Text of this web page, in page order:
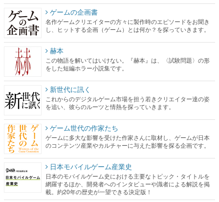
ゲームの企画書
名作ゲームクリエイターの方々に製作時のエピソードをお聞き
し、ヒットする企画（ゲーム）とは何か？を探っていきます。
赫本
この物語を解いてはいけない。『赫本』は、〈試験問題〉の形
をした短編ホラー小説集です。
新世代に訊く
これからのデジタルゲーム市場を担う若きクリエイター達の姿
を追い、彼らのルーツと情熱を探っていきます。
ゲーム世代の作家たち
ゲームに多大な影響を受けた作家さんに取材し、ゲームが日本
のコンテンツ産業やカルチャーに与えた影響を探る企画です。
日本モバイルゲーム産業史
日本のモバイルゲーム史における主要なトピック・タイトルを
網羅するほか、開発者へのインタビューや識者による解説を掲
載。約20年の歴史が一望できる決定版！